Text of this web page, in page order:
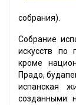
собрания).
Собрание
искусств по
кроме
Прадо,
испанская
созданными